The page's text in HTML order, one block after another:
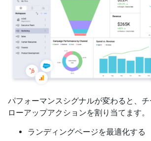
パフォーマンスシグナルが変わると、
ローアップアクションを割り当てます。
ランディングページを最適化する